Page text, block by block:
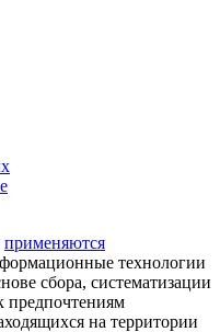
применяются
технологии
сбора, систематизации
предпочтениям
на территории